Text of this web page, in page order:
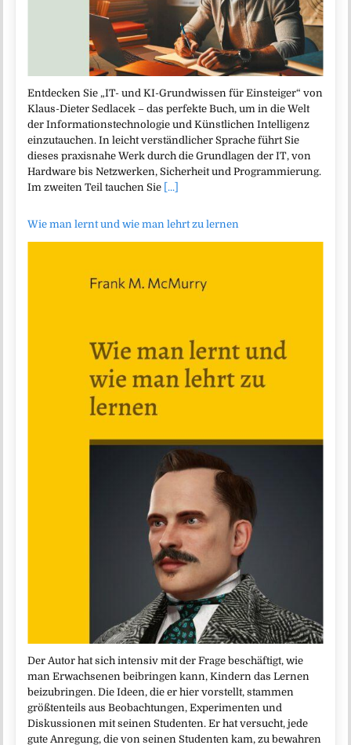
Entdecken Sie „IT- und KI-Grundwissen für Einsteiger“ von
Klaus-Dieter Sedlacek – das perfekte Buch, um in die Welt
der Informationstechnologie und Künstlichen Intelligenz
einzutauchen. In leicht verständlicher Sprache führt Sie
dieses praxisnahe Werk durch die Grundlagen der IT, von
Hardware bis Netzwerken, Sicherheit und Programmierung.
Im zweiten Teil tauchen Sie [...]
Wie man lernt und wie man lehrt zu lernen
Der Autor hat sich intensiv mit der Frage beschäftigt, wie
man Erwachsenen beibringen kann, Kindern das Lernen
beizubringen. Die Ideen, die er hier vorstellt, stammen
größtenteils aus Beobachtungen, Experimenten und
Diskussionen mit seinen Studenten. Er hat versucht, jede
gute Anregung, die von seinen Studenten kam, zu bewahren